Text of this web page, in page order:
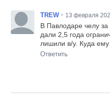
TREW • 13 февраля
В Павлодаре челу
дали 2,5 года
лишили в/у. Куда ему
Ответить